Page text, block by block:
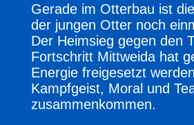
Gerade im Otterbau ist
der jungen Otter noch
Der Heimsieg gegen den
Fortschritt Mittweida hat
Energie freigesetzt
Kampfgeist, Moral und
zusammenkommen.